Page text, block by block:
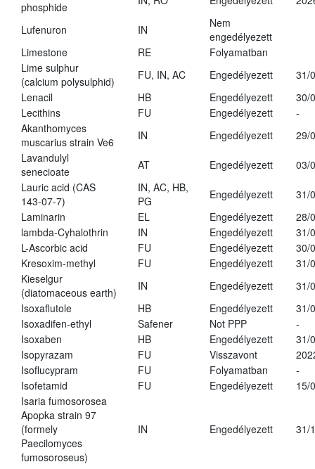
phosphide
Lufenuron IN
Nem
engedélyezett
Limestone
RE
Folyamatban
Lime sulphur
(calcium polysulphid)
FU, IN, AC Engedélyezett
31/
Lenacil
HB Engedélyezett
30/
Lecithins
FU Engedélyezett
-
Akanthomyces
muscarius strain Ve6
IN Engedélyezett
29/
Lavandulyl
senecioate
AT Engedélyezett
03/
Lauric acid (CAS
143-07-7)
IN, AC, HB,
PG
Engedélyezett
31/
Laminarin
EL Engedélyezett
28/
lambda-Cyhalothrin
IN Engedélyezett
31/
L-Ascorbic acid
FU Engedélyezett
30/
Kresoxim-methyl
FU Engedélyezett
31/
Kieselgur
(diatomaceous earth)
IN Engedélyezett
31/
Isoxaflutole
HB Engedélyezett
31/
Isoxadifen-ethyl
Safener Not PPP
-
Isoxaben
HB Engedélyezett
31/
Isopyrazam
FU Visszavont
Isoflucypram
FU Folyamatban
-
Isofetamid
FU Engedélyezett
15/
Isaria fumosorosea
Apopka strain 97
(formely
Paecilomyces
fumosoroseus)
IN Engedélyezett 31/